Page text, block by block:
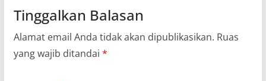
Tinggalkan Balasan
Alamat email Anda tidak akan dipublikasikan. Ruas
yang wajib ditandai *